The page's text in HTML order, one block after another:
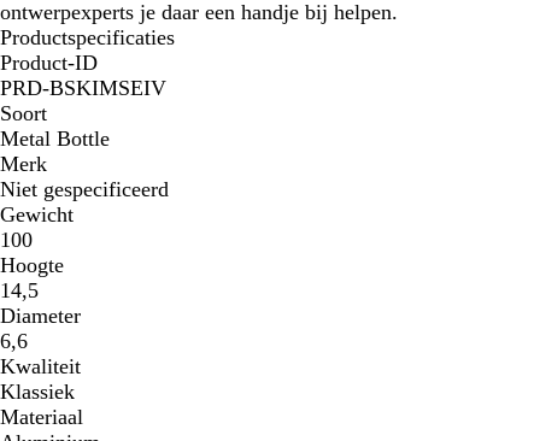
ontwerpexperts je daar een handje bij helpen.
Productspecificaties
Product-ID
PRD-BSKIMSEIV
Soort
Metal Bottle
Merk
Niet gespecificeerd
Gewicht
100
Hoogte
14,5
Diameter
6,6
Kwaliteit
Klassiek
Materiaal